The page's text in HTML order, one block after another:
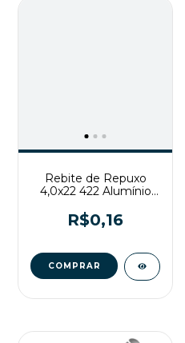
Rebite de Repuxo
4,0x22 422 Alumínio
R$0,16